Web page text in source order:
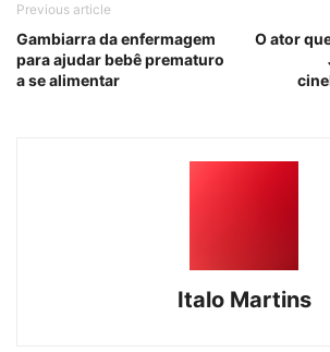
Previous article
Gambiarra da enfermagem
para ajudar bebê prematuro
a se alimentar
O ator
Italo Martins